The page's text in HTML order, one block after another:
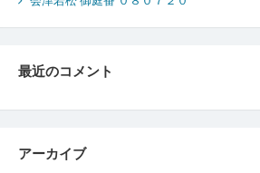
最近のコメント
アーカイブ